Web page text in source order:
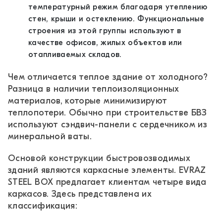
температурный режим благодаря утеплению
стен, крыши и остеклению. Функциональные
строения из этой группы используют в
качестве офисов, жилых объектов или
отапливаемых складов.
Чем отличается теплое здание от холодного?
Разница в наличии теплоизоляционных
материалов, которые минимизируют
теплопотери. Обычно при строительстве БВЗ
используют сэндвич-панели с сердечником из
минеральной ваты.
Основой конструкции быстровозводимых
зданий являются каркасные элементы. EVRAZ
STEEL BOX предлагает клиентам четыре вида
каркасов. Здесь представлена их
классификация: